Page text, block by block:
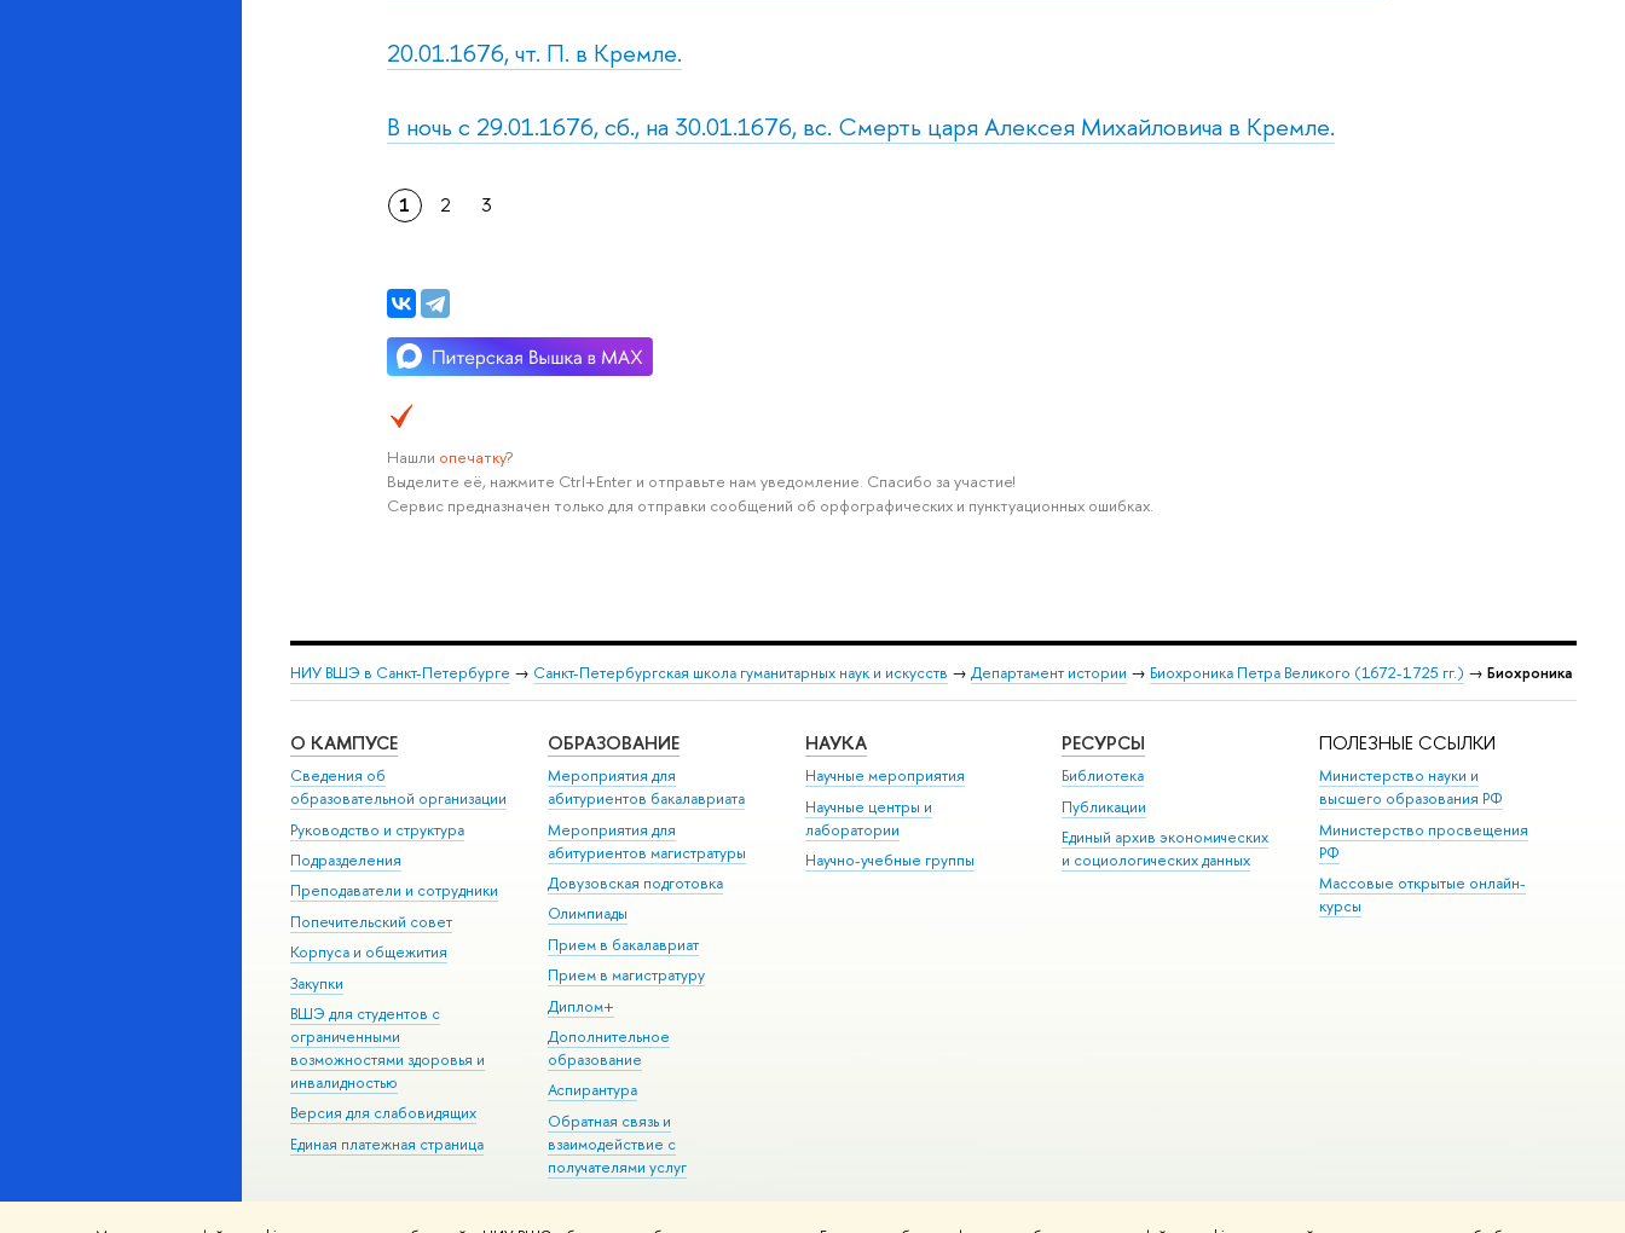
20.01.1676, чт. П. в Кремле.
В ночь с 29.01.1676, сб., на 30.01.1676, вс. Смерть царя Алексея Михайловича в Кремле.
1 2 3
Нашли опечатку?
Выделите её, нажмите Ctrl+Enter и отправьте нам уведомление. Спасибо за участие!
Сервис предназначен только для отправки сообщений об орфографических и пунктуационных ошибках.
НИУ ВШЭ в Санкт-Петербурге → Санкт-Петербургская школа гуманитарных наук и искусств → Департамент истории → Биохроника Петра Великого (1672-1725 гг.) → Биохроника
О КАМПУСЕ
Сведения об
образовательной организации
Руководство и структура
Подразделения
Преподаватели и сотрудники
Попечительский совет
Корпуса и общежития
Закупки
ВШЭ для студентов с
ограниченными
возможностями здоровья и
инвалидностью
Версия для слабовидящих
Единая платежная страница
ОБРАЗОВАНИЕ
Мероприятия для
абитуриентов бакалавриата
Мероприятия для
абитуриентов магистратуры
Довузовская подготовка
Олимпиады
Прием в бакалавриат
Прием в магистратуру
Диплом+
Дополнительное
образование
Аспирантура
Обратная связь и
взаимодействие с
получателями услуг
НАУКА
Научные мероприятия
Научные центры и
лаборатории
Научно-учебные группы
РЕСУРСЫ
Библиотека
Публикации
Единый архив экономических
и социологических данных
ПОЛЕЗНЫЕ ССЫЛКИ
Министерство науки и
высшего образования РФ
Министерство просвещения
РФ
Массовые открытые онлайн-
курсы